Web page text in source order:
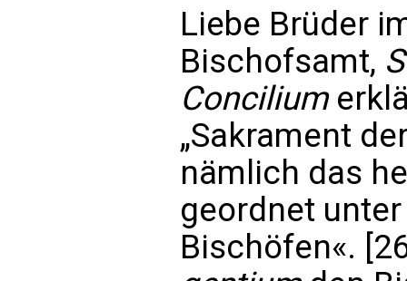
Liebe Brüder
Bischofsamt,
Concilium
„Sakrament
nämlich das
geordnet
Bischöfen«.